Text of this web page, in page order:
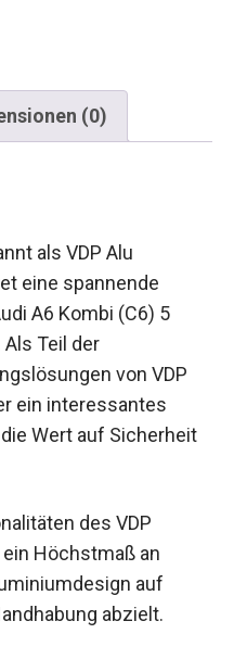
(0)
als VDP Alu
eine spannende
A6 Kombi (C6) 5
Teil der
von VDP
ein interessantes
Wert auf Sicherheit
des VDP
Höchstmaß an
auf
abzielt.